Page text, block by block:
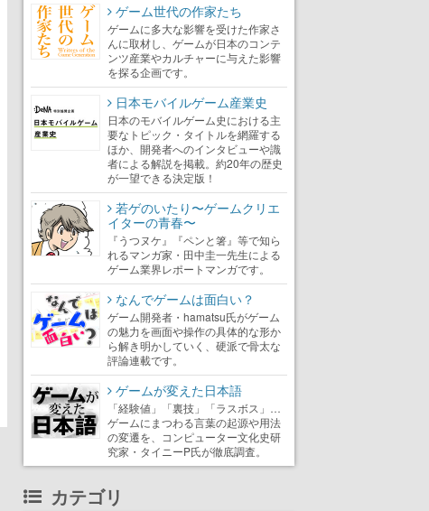
ゲーム世代の作家たち
ゲームに多大な影響を受けた作家さ
んに取材し、ゲームが日本のコンテ
ンツ産業やカルチャーに与えた影響
を探る企画です。
日本モバイルゲーム産業史
日本のモバイルゲーム史における主
要なトピック・タイトルを網羅する
ほか、開発者へのインタビューや識
者による解説を掲載。約20年の歴史
が一望できる決定版！
若ゲのいたり〜ゲームクリエ
イターの青春〜
『うつヌケ』『ペンと箸』等で知ら
れるマンガ家・田中圭一先生による
ゲーム業界レポートマンガです。
なんでゲームは面白い？
ゲーム開発者・hamatsu氏がゲーム
の魅力を画面や操作の具体的な形か
ら解き明かしていく、硬派で骨太な
評論連載です。
ゲームが変えた日本語
「経験値」「裏技」「ラスボス」…
ゲームにまつわる言葉の起源や用法
の変遷を、コンピューター文化史研
究家・タイニーP氏が徹底調査。
カテゴリ